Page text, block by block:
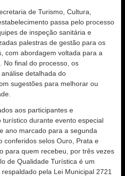
de Turismo, Cultura,
passa pelo processo
de inspeção sanitária e
palestras de gestão para os
com abordagem voltada para a
No final do processo, os
detalhada do
sugestões para melhorar ou
aos participantes e
durante evento especial
ano marcado para a segunda
conferidos selos Ouro, Prata e
para quem recebeu, por três vezes
de Qualidade Turística é um
pela Lei Municipal 2721